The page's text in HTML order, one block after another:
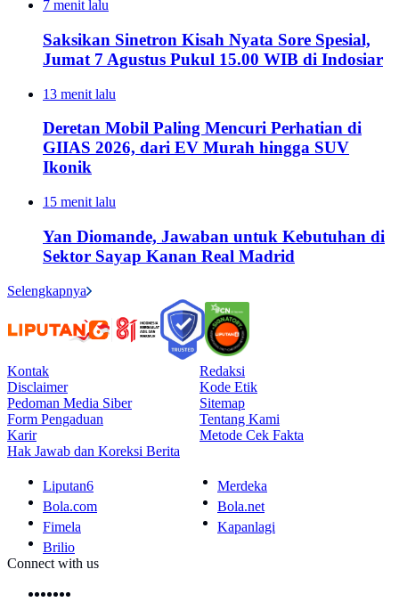
7 menit lalu
Saksikan Sinetron Kisah Nyata Sore Spesial,
Jumat 7 Agustus Pukul 15.00 WIB di Indosiar
13 menit lalu
Deretan Mobil Paling Mencuri Perhatian di
GIIAS 2026, dari EV Murah hingga SUV
Ikonik
15 menit lalu
Yan Diomande, Jawaban untuk Kebutuhan di
Sektor Sayap Kanan Real Madrid
Selengkapnya
Kontak
Redaksi
Disclaimer
Kode Etik
Pedoman Media Siber
Sitemap
Form Pengaduan
Tentang Kami
Karir
Metode Cek Fakta
Hak Jawab dan Koreksi Berita
Liputan6
Merdeka
Bola.com
Bola.net
Fimela
Kapanlagi
Brilio
Connect with us